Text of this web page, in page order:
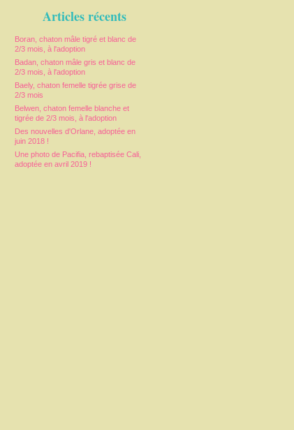
Articles récents
Boran, chaton mâle tigré et blanc de
2/3 mois, à l'adoption
Badan, chaton mâle gris et blanc de
2/3 mois, à l'adoption
Baely, chaton femelle tigrée grise de
2/3 mois
Belwen, chaton femelle blanche et
tigrée de 2/3 mois, à l'adoption
Des nouvelles d'Orlane, adoptée en
juin 2018 !
Une photo de Pacifia, rebaptisée Cali,
adoptée en avril 2019 !